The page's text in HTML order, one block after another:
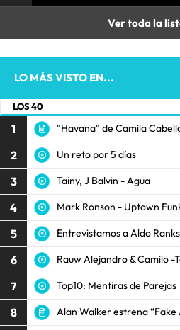
Ver toda la
LO MÁS VISTO EN...
LOS 40
1 "Havana" de Camila
2 Un reto por 5 días
3 Tainy, J Balvin - Agua
4 Mark Ronson - Uptown
5 Entrevistamos a Aldo Ranks
6 Rauw Alejandro & Camilo -
7 Top10: Mentiras de Parejas
8 Alan Walker estrena “Fake